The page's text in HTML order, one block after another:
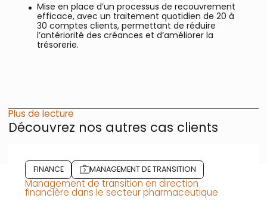
Mise en place d’un processus de recouvrement
efficace, avec un traitement quotidien de 20 à
30 comptes clients, permettant de réduire
l’antériorité des créances et d’améliorer la
trésorerie.
Plus de lecture
Découvrez nos autres cas clients
FINANCE MANAGEMENT DE TRANSITION
Management de transition en direction
financière dans le secteur pharmaceutique